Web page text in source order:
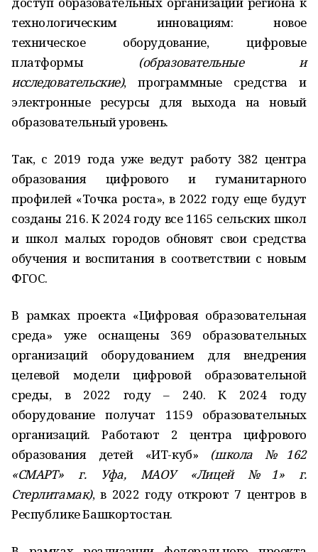
технологическим инновациям: новое
техническое оборудование, цифровые
платформы (образовательные и
исследовательские), программные средства и
электронные ресурсы для выхода на новый
образовательный уровень.
Так, с 2019 года уже ведут работу 382 центра
образования цифрового и гуманитарного
профилей «Точка роста», в 2022 году еще будут
созданы 216. К 2024 году все 1165 сельских школ
и школ малых городов обновят свои средства
обучения и воспитания в соответствии с новым
ФГОС.
В рамках проекта «Цифровая образовательная
среда» уже оснащены 369 образовательных
организаций оборудованием для внедрения
целевой модели цифровой образовательной
среды, в 2022 году – 240. К 2024 году
оборудование получат 1159 образовательных
организаций. Работают 2 центра цифрового
образования детей «ИТ-куб» (школа №162
«СМАРТ» г. Уфа, МАОУ «Лицей №1» г.
Стерлитамак), в 2022 году откроют 7 центров в
Республике Башкортостан.